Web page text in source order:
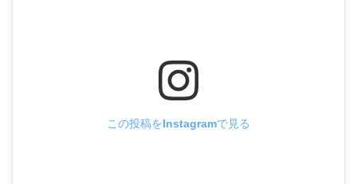
この投稿をInstagramで見る